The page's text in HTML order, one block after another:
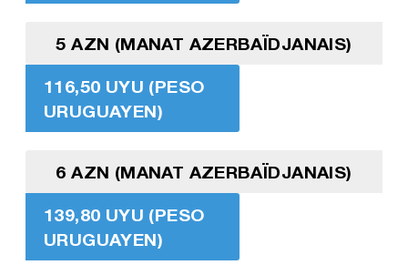
5 AZN (MANAT AZERBAÏDJANAIS)
116,50 UYU (PESO
URUGUAYEN)
6 AZN (MANAT AZERBAÏDJANAIS)
139,80 UYU (PESO
URUGUAYEN)